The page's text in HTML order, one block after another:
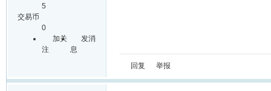
5
交易币
0
加关
注
发消
息
回复
举报